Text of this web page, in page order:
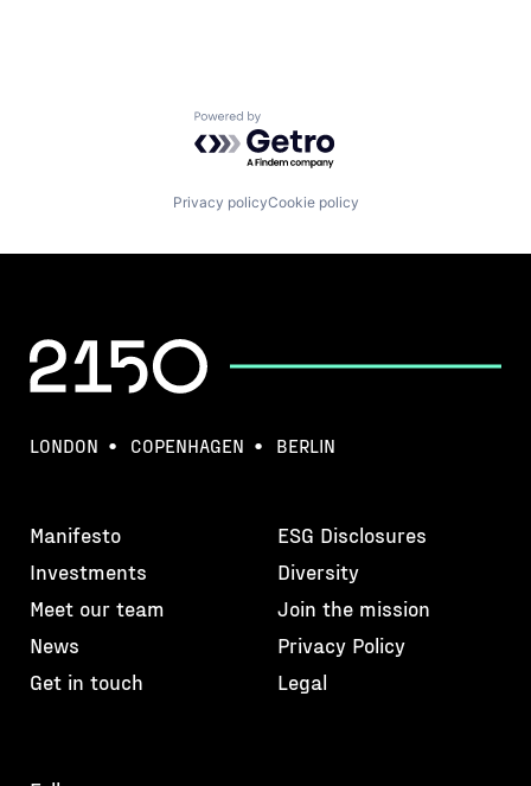
Powered by Getro.com
Privacy policyCookie policy
LONDON COPENHAGEN BERLIN
Manifesto
Investments
Meet our team
News
Get in touch
ESG Disclosures
Diversity
Join the mission
Privacy Policy
Legal